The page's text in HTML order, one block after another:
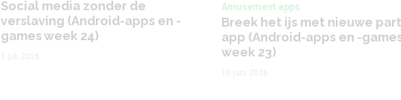
Social media zonder de
verslaving (Android-apps en -
games week 24)
Amusement apps
Breek het ijs met nieuwe
app (Android-apps en -
week 23)